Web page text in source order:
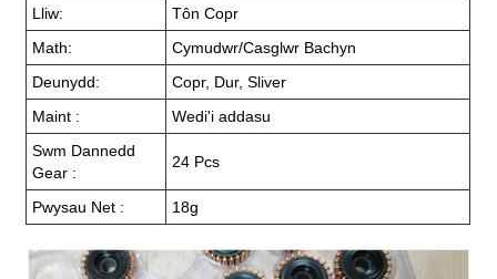
Lliw:
Tôn Copr
Math:
Cymudwr/Casglwr Bachyn
Deunydd:
Copr, Dur, Sliver
Maint :
Wedi'i addasu
Swm Dannedd
Gear :
24 Pcs
Pwysau Net : 18g